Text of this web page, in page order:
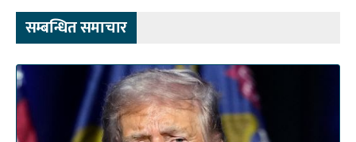
सम्बन्धित समाचार